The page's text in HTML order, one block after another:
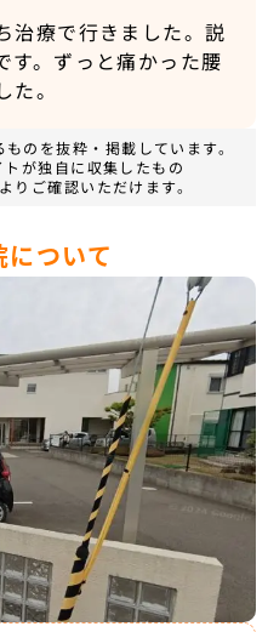
治療で行きました。説
す。ずっと痛かった腰
。
のを抜粋・掲載しています。
が独自に収集したもの
よりご確認いただけます。
ついて